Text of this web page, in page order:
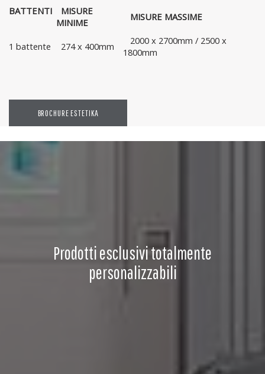
BATTENTI
MISURE
MINIME
MISURE MASSIME
1 battente 274 x 400mm
2000 x 2700mm / 2500 x
1800mm
BROCHURE ESTETIKA
Prodotti esclusivi totalmente
personalizzabili